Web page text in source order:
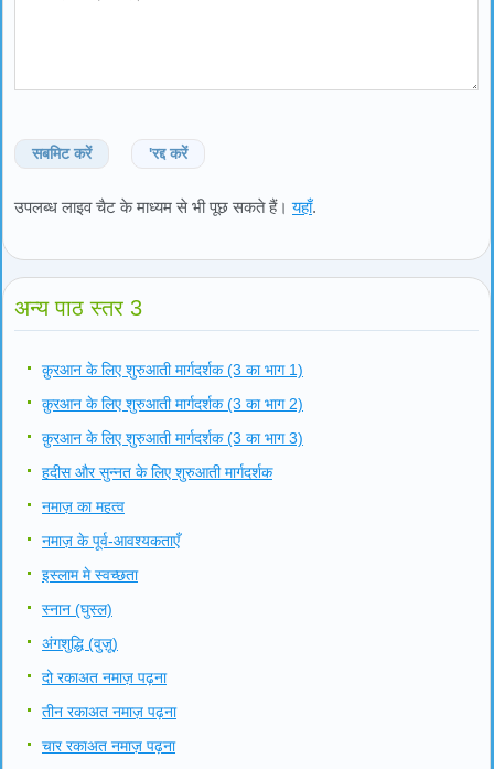
सबमिट करें 'रद्द करें
उपलब्ध लाइव चैट के माध्यम से भी पूछ सकते हैं।यहाँ.
अन्य पाठ स्तर 3
क़ुरआन के लिए शुरुआती मार्गदर्शक (3 का भाग 1)
क़ुरआन के लिए शुरुआती मार्गदर्शक (3 का भाग 2)
क़ुरआन के लिए शुरुआती मार्गदर्शक (3 का भाग 3)
हदीस और सुन्नत के लिए शुरुआती मार्गदर्शक
नमाज़ का महत्व
नमाज़ के पूर्व-आवश्यकताएँ
इस्लाम मे स्वच्छता
स्नान (घुस्ल)
अंगशुद्धि (वुज़ू)
दो रकाअत नमाज़ पढ़ना
तीन रकाअत नमाज़ पढ़ना
चार रकाअत नमाज़ पढ़ना